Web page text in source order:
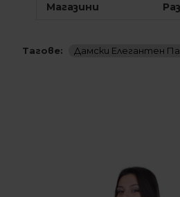
Магазини
Тагове: Дамски Елегантен